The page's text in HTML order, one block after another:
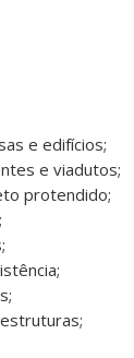
e edifícios;
e viadutos;
protendido;